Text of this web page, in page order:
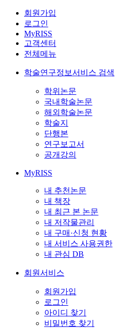
회원가입
로그인
MyRISS
고객센터
전체메뉴
학술연구정보서비스 검색
학위논문
국내학술논문
해외학술논문
학술지
단행본
연구보고서
공개강의
MyRISS
내 추천논문
내 책장
내 최근 본 논문
내 저작물관리
내 구매·신청 현황
내 서비스 사용권한
내 관심 DB
회원서비스
회원가입
로그인
아이디 찾기
비밀번호 찾기